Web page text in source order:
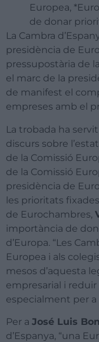
Europea,
de donar
La Cambra
presidència de
pressupostària de
el marc de la
de manifest el
empreses amb el
La trobada ha
discurs sobre
de la Comissió
de la Comissió
presidència de
les prioritats
de Eurochambres,
importància de
d’Europa. “Les
Europea i als
mesos d’aquesta
empresarial i
especialment per a
Per a José Luis
d’Espanya, “una